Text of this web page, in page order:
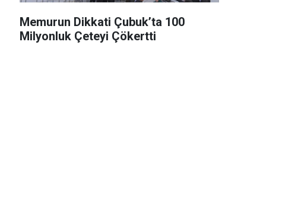
Memurun Dikkati Çubuk’ta 100
Milyonluk Çeteyi Çökertti